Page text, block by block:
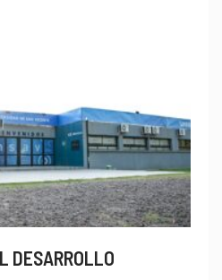
DESARROLLO